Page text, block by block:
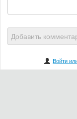
Добавить
Войти